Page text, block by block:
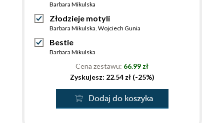
Barbara Mikulska
Złodzieje motyli
Barbara Mikulska, Wojciech Gunia
Bestie
Barbara Mikulska
Cena zestawu: 66.99 zł
Zyskujesz: 22.54 zł (-25%)
Dodaj do koszyka